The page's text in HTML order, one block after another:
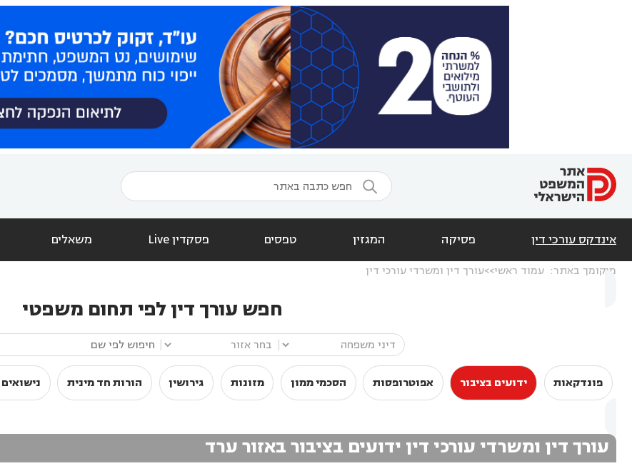

אינדקס עורכי דין פסיקה המגזין טפסים פסקדין Live משאלים
מיקומך באתר: עמוד ראשי עורך דין ומשרדי עורכי דין
חפש עורך דין לפי תחום משפטי
פונדקאות ידועים בציבור אפוטרופסות הסכמי ממון מזונות גירושין הורות חד מינית
עורך דין ומשרדי עורכי דין ידועים בציבור באזור ערד